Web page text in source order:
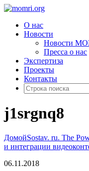
О нас
Новости
Новости
Пресса о нас
Экспертиза
Проекты
Контакты
j1srgnq8
ДомойSostav. ru. The
и интеграции
06.11.2018